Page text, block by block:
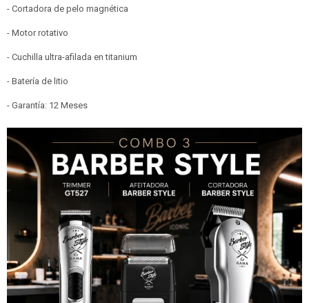
- Cortadora de pelo magnética
- Motor rotativo
- Cuchilla ultra-afilada en titanium
- Batería de litio
- Garantía: 12 Meses